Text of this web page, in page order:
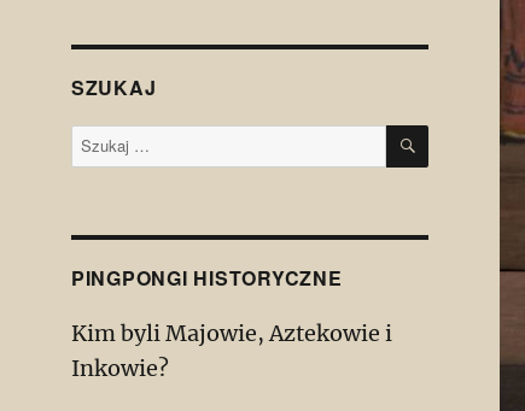
SZUKAJ
Szukaj: SZUKAJ
PINGPONGI HISTORYCZNE
Kim byli Majowie, Aztekowie i
Inkowie?